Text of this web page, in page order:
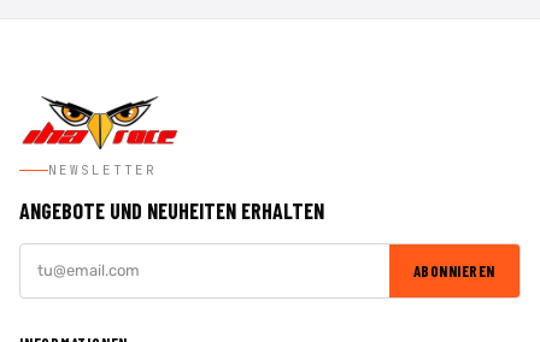
NEWSLETTER
ANGEBOTE UND NEUHEITEN ERHALTEN
ABONNIEREN